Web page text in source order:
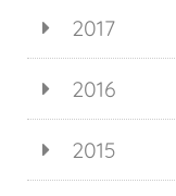
2017
2016
2015